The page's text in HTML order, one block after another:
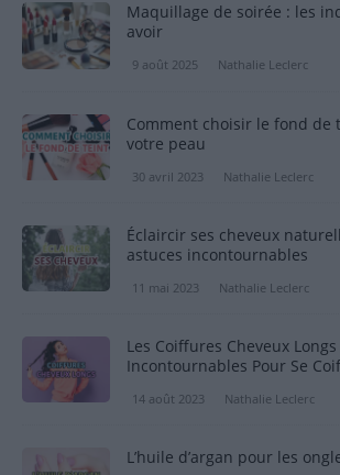
Maquillage de soirée : les
avoir
9 août 2025 Nathalie Leclerc
Comment choisir le fond
votre peau
30 avril 2023 Nathalie Leclerc
Éclaircir ses cheveux
astuces incontournables
11 mai 2023 Nathalie Leclerc
Les Coiffures Cheveux
Incontournables Pour Se
14 août 2023 Nathalie Leclerc
L’huile d’argan pour les